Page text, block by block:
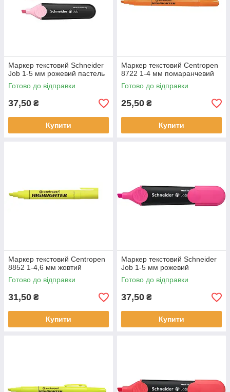
Маркер текстовий Schneider
Job 1-5 мм рожевий пастель
Готово до відправки
37,50 ₴
Купити
Маркер текстовий Centropen
8722 1-4 мм помаранчевий
Готово до відправки
25,50 ₴
Купити
Маркер текстовий Centropen
8852 1-4,6 мм жовтий
Готово до відправки
31,50 ₴
Купити
Маркер текстовий Schneider
Job 1-5 мм рожевий
Готово до відправки
37,50 ₴
Купити